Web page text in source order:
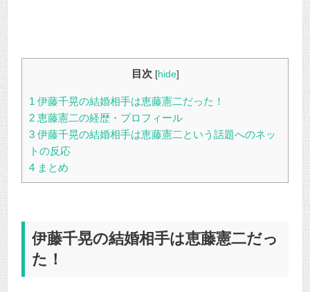
目次 [hide]
1 伊藤千晃の結婚相手は恵藤憲二だった！
2 恵藤憲二の経歴・プロフィール
3 伊藤千晃の結婚相手は恵藤憲二という話題へのネッ
トの反応
4 まとめ
伊藤千晃の結婚相手は恵藤憲二だっ
た！